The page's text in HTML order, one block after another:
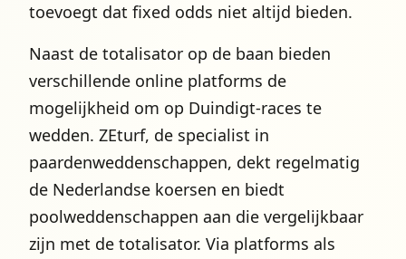
toevoegt dat fixed odds niet altijd bieden.
Naast de totalisator op de baan bieden
verschillende online platforms de
mogelijkheid om op Duindigt-races te
wedden. ZEturf, de specialist in
paardenweddenschappen, dekt regelmatig
de Nederlandse koersen en biedt
poolweddenschappen aan die vergelijkbaar
zijn met de totalisator. Via platforms als